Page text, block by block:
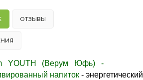
ОТЗЫВЫ
YOUTH (Верум Юфь) -
напиток - энергетический